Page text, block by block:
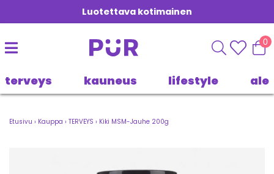
Luotettava kotimainen
0
terveys kauneus lifestyle ale
Etusivu › Kauppa › TERVEYS › Kiki MSM-Jauhe 200g